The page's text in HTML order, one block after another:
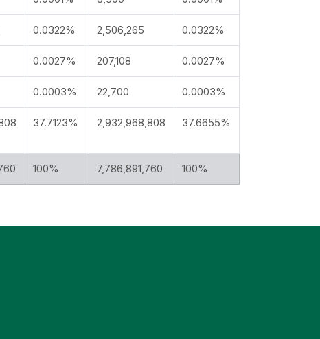
0.0322% 2,506,265 0.0322%
0.0027% 207,108 0.0027%
0.0003% 22,700 0.0003%
37.7123% 2,932,968,808 37.6655%
100% 7,786,891,760 100%